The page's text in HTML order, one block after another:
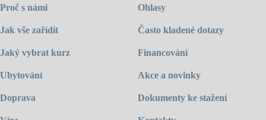
Proč s námi
Jak vše zařídit
Jaký vybrat kurz
Ubytování
Doprava
Ohlasy
Často kladené dotazy
Financování
Akce a novinky
Dokumenty ke stažení